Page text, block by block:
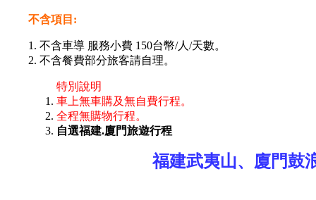
不含項目:
1. 不含車導 服務小費 150台幣/人/天數。
2. 不含餐費部分旅客請自理。
特別說明
車上無車購及無自費行程。
全程無購物行程。
自選福建.廈門旅遊行程
福建武夷山、廈門鼓